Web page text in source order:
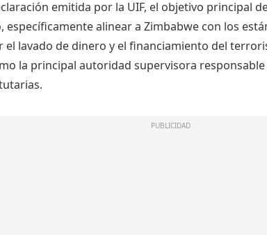
emitida por la UIF, el objetivo principal
específicamente alinear a Zimbabwe con los
el lavado de dinero y el financiamiento del
la principal autoridad supervisora